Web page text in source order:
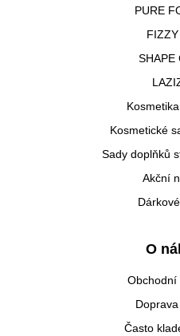
PURE
SHAPE
Kosmetické
Sady doplňků
Akční
O
Obchodní
Často